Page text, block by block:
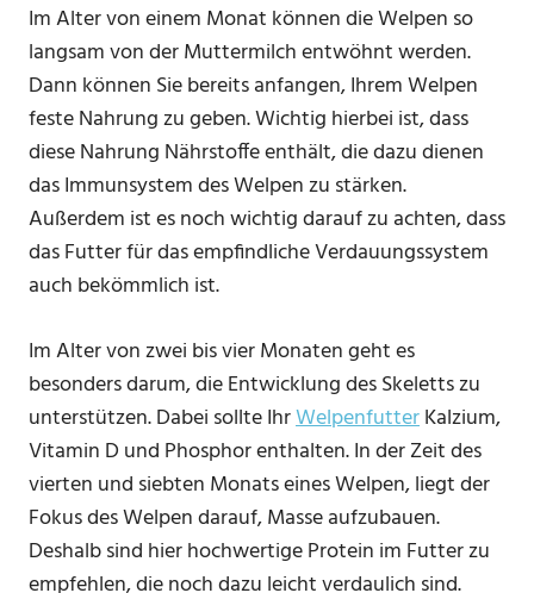
Im Alter von einem Monat können die Welpen so
langsam von der Muttermilch entwöhnt werden.
Dann können Sie bereits anfangen, Ihrem Welpen
feste Nahrung zu geben. Wichtig hierbei ist, dass
diese Nahrung Nährstoffe enthält, die dazu dienen
das Immunsystem des Welpen zu stärken.
Außerdem ist es noch wichtig darauf zu achten, dass
das Futter für das empfindliche Verdauungssystem
auch bekömmlich ist.
Im Alter von zwei bis vier Monaten geht es
besonders darum, die Entwicklung des Skeletts zu
unterstützen. Dabei sollte IhrWelpenfutterKalzium,
Vitamin D und Phosphor enthalten. In der Zeit des
vierten und siebten Monats eines Welpen, liegt der
Fokus des Welpen darauf, Masse aufzubauen.
Deshalb sind hier hochwertige Protein im Futter zu
empfehlen, die noch dazu leicht verdaulich sind.